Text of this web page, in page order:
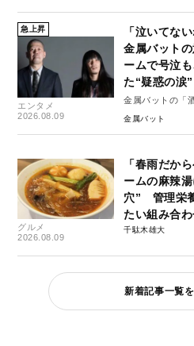
急上昇
エンタメ
2026.08.09
「泣いてな
金属バット
ームで号泣
た“疑惑の涙”
金属バットの「
金属バット
グルメ
2026.08.09
「春雨だか
ームの麻辣
穴” 管理栄
たい組み合
千駄木雄大
新着記事一覧